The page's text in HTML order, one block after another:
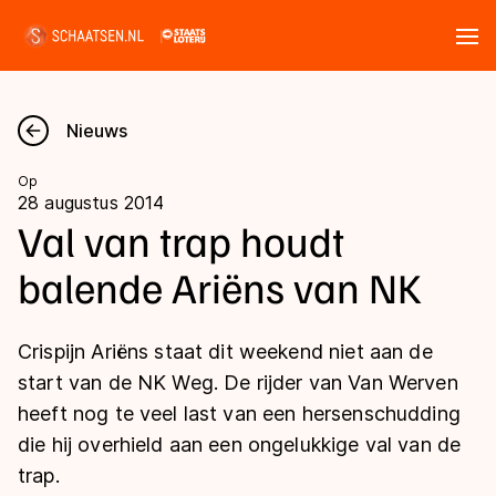
Nieuws
Kalender
Disciplines
Langebaan
Shorttrack
Inlineskaten
Uitslagen
Langebaan
Shorttrack
Marathon
Tijden & historie
Ranglijsten Langebaan
Nieuws
Op
28 augustus 2014
Val van trap houdt
balende Ariëns van NK
Crispijn Ariëns staat dit weekend niet aan de
start van de NK Weg. De rijder van Van Werven
heeft nog te veel last van een hersenschudding
die hij overhield aan een ongelukkige val van de
trap.